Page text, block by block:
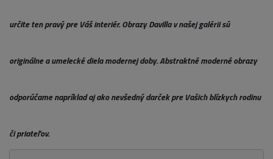
určite ten pravý pre Váš interiér. Obrazy Davilla v našej galérii sú
originálne a umelecké diela modernej doby. Abstraktné moderné obrazy
odporúčame napríklad aj ako nevšedný darček pre Vašich blízkych rodinu
či priateľov.